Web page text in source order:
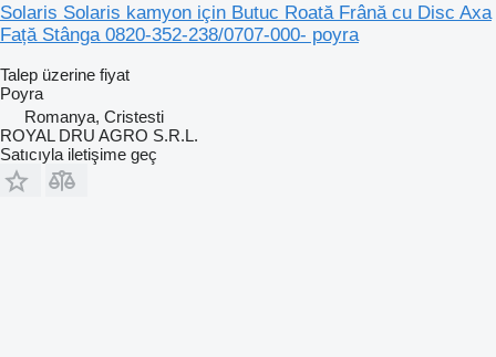
Solaris Solaris kamyon için Butuc Roată Frână cu Disc Axa
Față Stânga 0820-352-238/0707-000- poyra
Talep üzerine fiyat
Poyra
Romanya, Cristesti
ROYAL DRU AGRO S.R.L.
Satıcıyla iletişime geç